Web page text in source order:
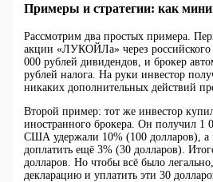
Примеры и стратегии: как
Рассмотрим два простых примера.
акции «ЛУКОЙЛа» через
000 рублей дивидендов, и брокер
рублей налога. На руки инвестор
никаких дополнительных действий
Второй пример: тот же инвестор
иностранного брокера. Он получил 1
США удержали 10% (100 долларов), а
доплатить ещё 3% (30 долларов).
долларов. Но чтобы всё было
декларацию и уплатить эти 30